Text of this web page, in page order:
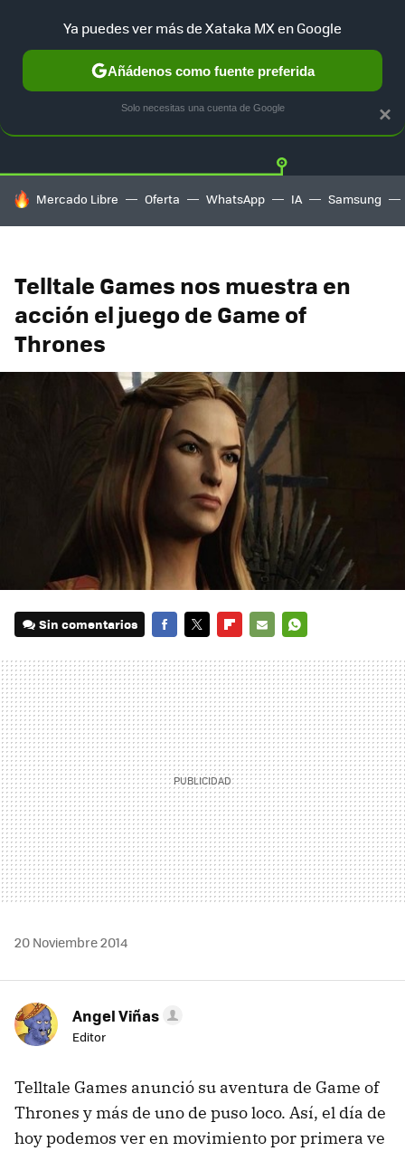
Twitter
HOY SE HABLA DE
Mercado Libre Oferta WhatsApp IA Samsung
Telltale Games nos muestra en
acción el juego de Game of
Thrones
Sin comentarios
MAIL
20 Noviembre 2014
Angel Viñas
Editor
Telltale Games anunció su aventura de Game of
Thrones y más de uno de puso loco. Así, el día de
hoy podemos ver en movimiento por primera ve
×
Ya puedes ver más de Xataka MX en Google
Añádenos como fuente preferida
Solo necesitas una cuenta de Google